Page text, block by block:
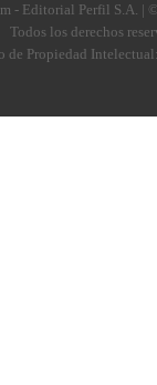
- Editorial Perfil S.A. |
Todos los derechos
de Propiedad